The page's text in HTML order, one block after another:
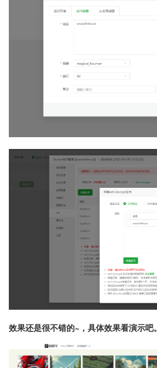
效果还是很不错的~，具体效果看演示吧。